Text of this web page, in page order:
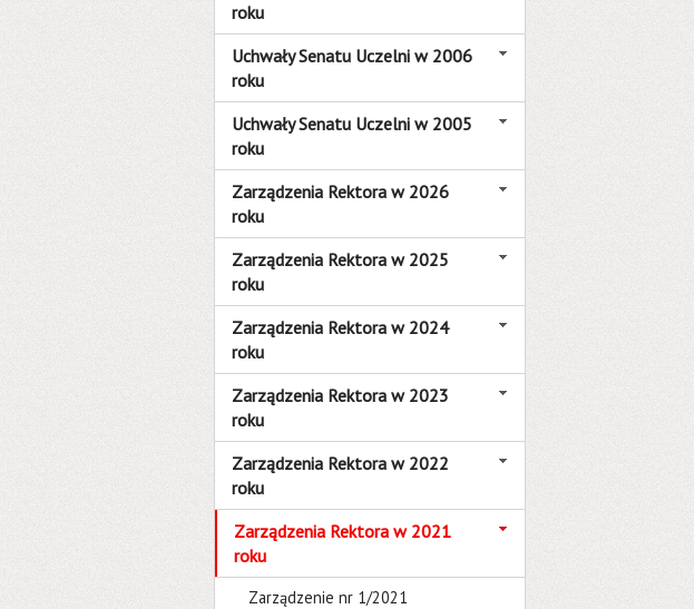
roku
Uchwały Senatu Uczelni w 2006
roku
Uchwały Senatu Uczelni w 2005
roku
Zarządzenia Rektora w 2026
roku
Zarządzenia Rektora w 2025
roku
Zarządzenia Rektora w 2024
roku
Zarządzenia Rektora w 2023
roku
Zarządzenia Rektora w 2022
roku
Zarządzenia Rektora w 2021
roku
Zarządzenie nr 1/2021